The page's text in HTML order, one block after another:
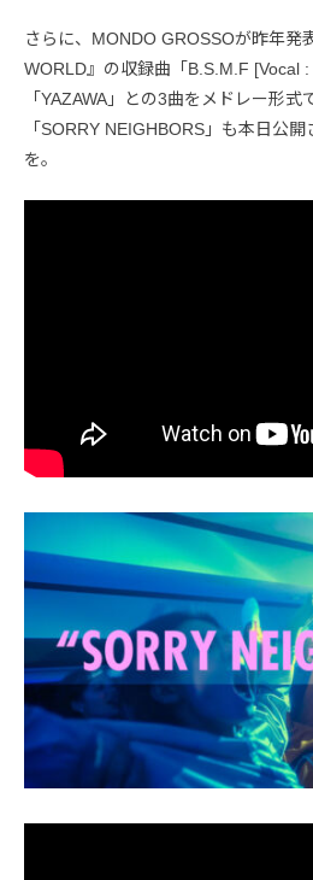
さらに、MONDO GROSSOが昨年発
WORLD』の収録曲「B.S.M.F [Vocal
「YAZAWA」との3曲をメドレー形式
「SORRY NEIGHBORS」も本日公
を。